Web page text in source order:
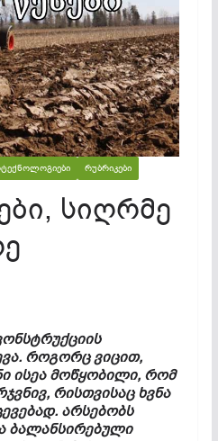
ᲠᲣᲑᲠᲘᲙᲔᲑᲘ
სიღრმე
როგორც ვიცით,
ისეა მოწყობილი, რომ
რისთვისაც ხვნა
. არსებობს
ბალანსირებული